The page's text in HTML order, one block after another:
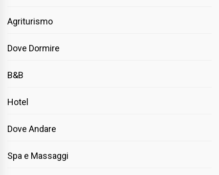
Agriturismo
Dove Dormire
B&B
Hotel
Dove Andare
Spa e Massaggi